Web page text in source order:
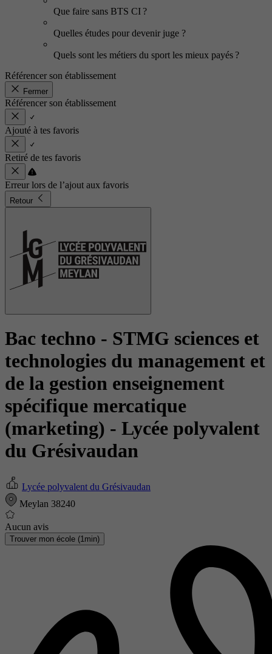
Que faire sans BTS CI ?
Quelles études pour devenir juge ?
Quels sont les métiers du sport les mieux payés ?
Référencer son établissement
Fermer
Référencer son établissement
Ajouté à tes favoris
Retiré de tes favoris
Erreur lors de l’ajout aux favoris
Retour
Bac techno - STMG sciences et
technologies du management et
de la gestion enseignement
spécifique mercatique
(marketing) - Lycée polyvalent
du Grésivaudan
Lycée polyvalent du Grésivaudan
Meylan 38240
Aucun avis
Trouver mon école (1min)